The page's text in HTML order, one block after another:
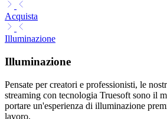
Acquista
Illuminazione
Illuminazione
Pensate per creatori e professionisti, le
streaming con tecnologia Truesoft sono il
portare un'esperienza di illuminazione
lavoro.